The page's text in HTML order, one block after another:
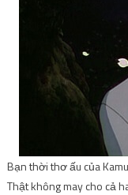
Bạn thời thơ ấu của
Thật không may cho cả